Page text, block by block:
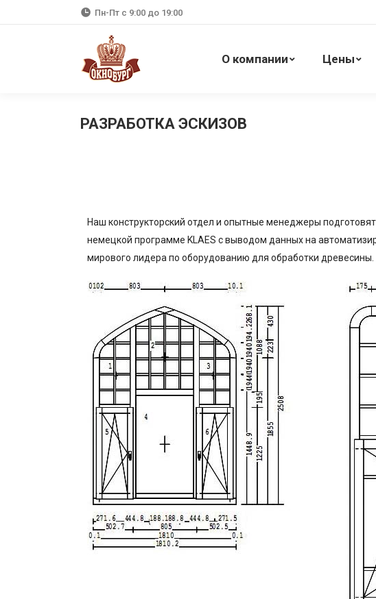
Пн-Пт с 9:00 до 19:00
О компании Цены
РАЗРАБОТКА ЭСКИЗОВ
Наш конструкторский отдел и опытные менеджеры
немецкой программе KLAES с выводом данных на
мирового лидера по оборудованию для обработки древесины.